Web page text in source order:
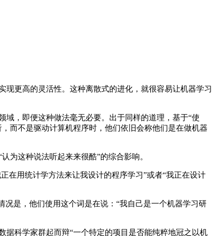
更高的灵活性。这种离散式的进化，就很容易让机器学习
，即便这种做法毫无必要。出于同样的道理，基于“使
而不是驱动计算机程序时，他们依旧会称他们是在做机器
这种说法听起来来很酷”的综合影响。
用统计学方法来让我设计的程序学习”或者“我正在设计
是，他们使用这个词是在说：“我自己是一个机器学习研
科学家群起而辩“一个特定的项目是否能纯粹地冠之以机